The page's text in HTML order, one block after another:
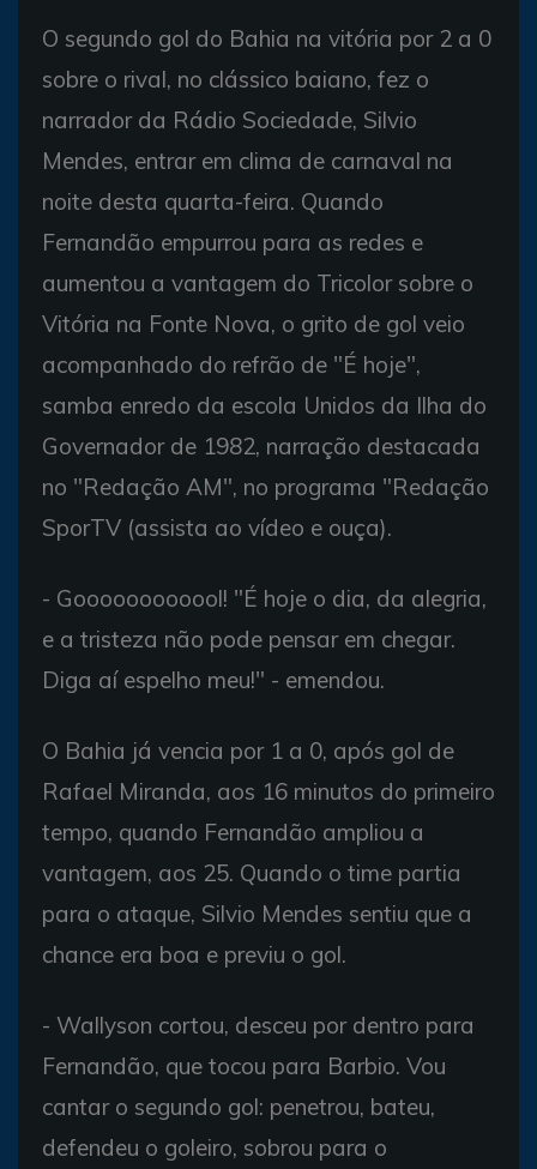
O segundo gol do Bahia na vitória por 2 a 0
sobre o rival, no clássico baiano, fez o
narrador da Rádio Sociedade, Silvio
Mendes, entrar em clima de carnaval na
noite desta quarta-feira. Quando
Fernandão empurrou para as redes e
aumentou a vantagem do Tricolor sobre o
Vitória na Fonte Nova, o grito de gol veio
acompanhado do refrão de "É hoje",
samba enredo da escola Unidos da Ilha do
Governador de 1982, narração destacada
no "Redação AM", no programa "Redação
SporTV (assista ao vídeo e ouça).
- Goooooooooool! "É hoje o dia, da alegria,
e a tristeza não pode pensar em chegar.
Diga aí espelho meu!" - emendou.
O Bahia já vencia por 1 a 0, após gol de
Rafael Miranda, aos 16 minutos do primeiro
tempo, quando Fernandão ampliou a
vantagem, aos 25. Quando o time partia
para o ataque, Silvio Mendes sentiu que a
chance era boa e previu o gol.
- Wallyson cortou, desceu por dentro para
Fernandão, que tocou para Barbio. Vou
cantar o segundo gol: penetrou, bateu,
defendeu o goleiro, sobrou para o